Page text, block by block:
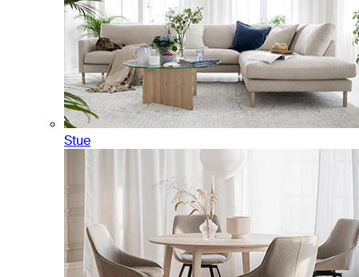
Stue